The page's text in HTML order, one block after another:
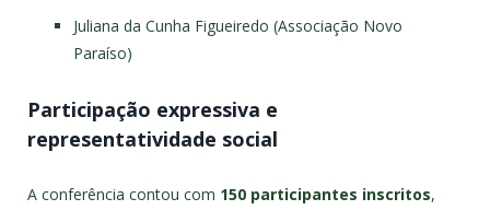
Juliana da Cunha Figueiredo (Associação Novo
Paraíso)
Participação expressiva e
representatividade social
A conferência contou com 150 participantes inscritos,